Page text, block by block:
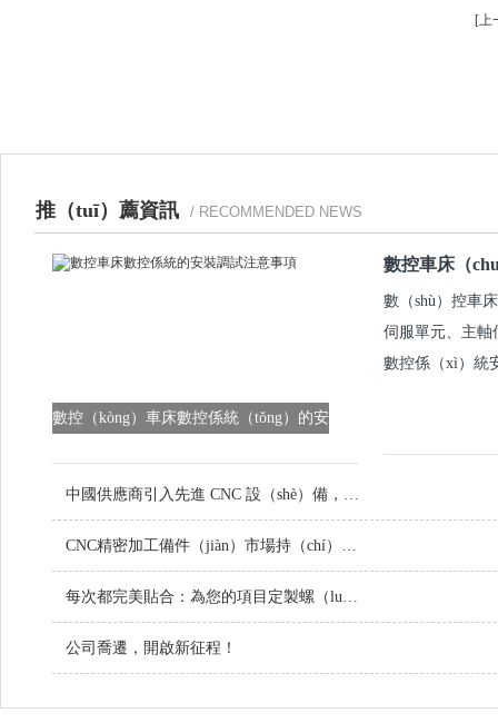
[上
推（tuī）薦資訊 / RECOMMENDED NEWS
數控（kòng）車床數控係統（tǒng）的安
數控車床（
數（shù）控車
伺服單元、主軸
數控係（xì）統
中國供應商引入先進 CNC 設（shè）備，提升定製金屬零件品質
CNC精密加工備件（jiàn）市場持（chí）續增長，技術創新引領行業未來
每次都完美貼合：為您的項目定製螺（luó）絲（sī）
公司喬遷，開啟新征程！